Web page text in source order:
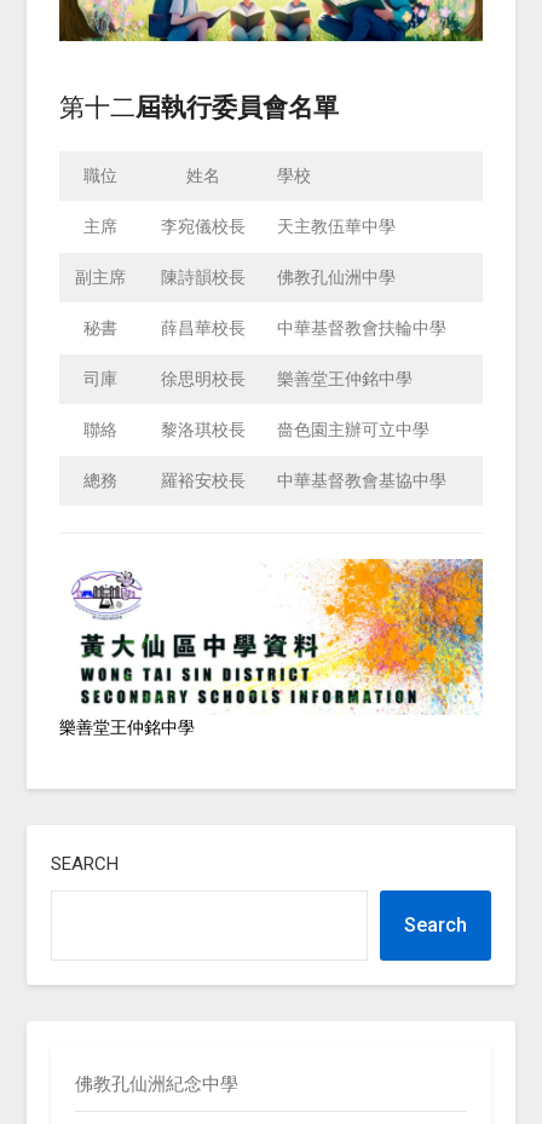
第十二屆執行委員會名單
職位 姓名 學校
主席 李宛儀校長 天主教伍華中學
副主席 陳詩韻校長 佛教孔仙洲中學
秘書 薛昌華校長 中華基督教會扶輪中學
司庫 徐思明校長 樂善堂王仲銘中學
聯絡 黎洛琪校長 嗇色園主辦可立中學
總務 羅裕安校長 中華基督教會基協中學
樂善堂王仲銘中學
SEARCH
Search
佛教孔仙洲紀念中學